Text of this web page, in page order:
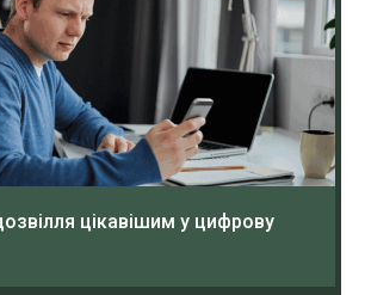
цікавішим у цифрову